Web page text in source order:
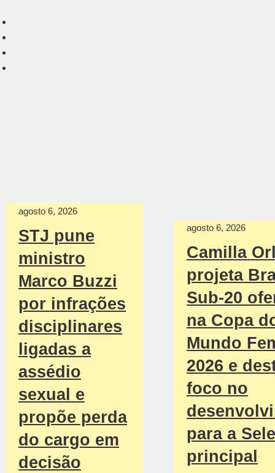
agosto 6, 2026
STJ pune
ministro
Marco Buzzi
por infrações
disciplinares
ligadas a
assédio
sexual e
propõe perda
do cargo em
decisão
agosto 6, 2026
Camilla
projeta
Sub-20
na Copa
Mundo
2026 e
foco no
para a
principal